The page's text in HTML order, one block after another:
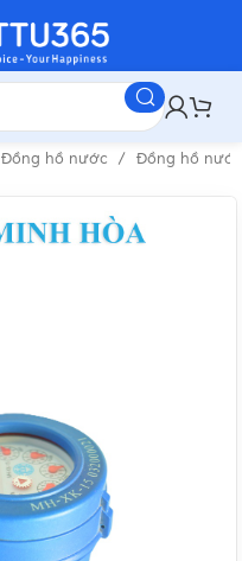
Đồng hồ nước Đồng hồ